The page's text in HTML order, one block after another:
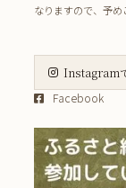
なりますので、予め
Instagram
Facebook